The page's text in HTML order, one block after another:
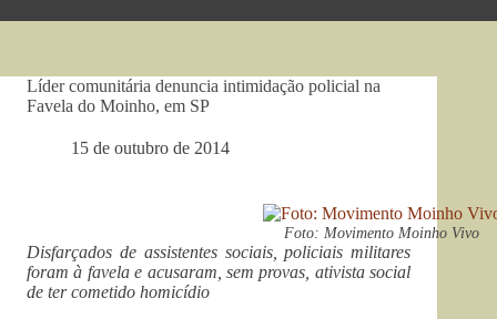
Líder comunitária denuncia intimidação policial na
Favela do Moinho, em SP
15 de outubro de 2014
Foto: Movimento Moinho Vivo
Disfarçados de assistentes sociais, policiais militares
foram à favela e acusaram, sem provas, ativista social
de ter cometido homicídio